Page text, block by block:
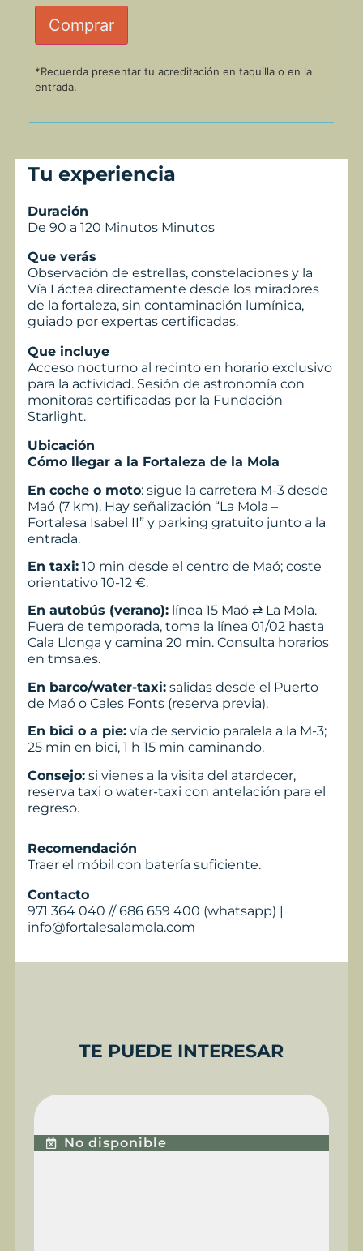
Comprar
*Recuerda presentar tu acreditación en taquilla o en la
entrada.
Tu experiencia
Duración
De 90 a 120 Minutos Minutos
Que verás
Observación de estrellas, constelaciones y la
Vía Láctea directamente desde los miradores
de la fortaleza, sin contaminación lumínica,
guiado por expertas certificadas.
Que incluye
Acceso nocturno al recinto en horario exclusivo
para la actividad. Sesión de astronomía con
monitoras certificadas por la Fundación
Starlight.
Ubicación
Cómo llegar a la Fortaleza de la Mola
En coche o moto: sigue la carretera M-3 desde
Maó (7 km). Hay señalización “La Mola –
Fortalesa Isabel II” y parking gratuito junto a la
entrada.
En taxi: 10 min desde el centro de Maó; coste
orientativo 10-12 €.
En autobús (verano): línea 15 Maó ⇄ La Mola.
Fuera de temporada, toma la línea 01/02 hasta
Cala Llonga y camina 20 min. Consulta horarios
en tmsa.es.
En barco/water-taxi: salidas desde el Puerto
de Maó o Cales Fonts (reserva previa).
En bici o a pie: vía de servicio paralela a la M-3;
25 min en bici, 1 h 15 min caminando.
Consejo: si vienes a la visita del atardecer,
reserva taxi o water-taxi con antelación para el
regreso.
Recomendación
Traer el móbil con batería suficiente.
Contacto
971 364 040 // 686 659 400 (whatsapp) |
info@fortalesalamola.com
TE PUEDE INTERESAR
PREMIUM PLUS